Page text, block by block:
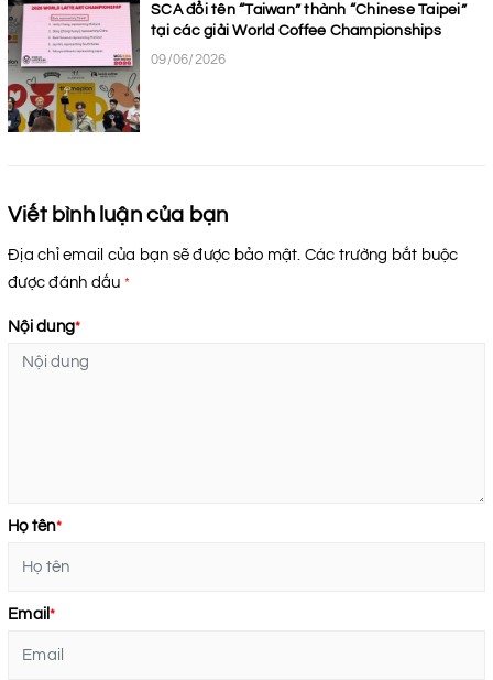
SCA đổi tên “Taiwan” thành “Chinese Taipei”
tại các giải World Coffee Championships
09/06/2026
Viết bình luận của bạn
Địa chỉ email của bạn sẽ được bảo mật. Các trường bắt buộc
được đánh dấu *
Nội dung*
Họ tên*
Email*